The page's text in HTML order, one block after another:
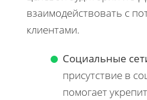
взаимодействовать с
клиентами.
Социальные
присутствие в
помогает